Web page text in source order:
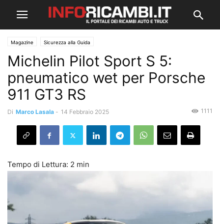
Magazine Sicurezza alla Guida
Michelin Pilot Sport S 5:
pneumatico wet per Porsche
911 GT3 RS
Di Marco Lasala - 14 Febbraio 2025 1111